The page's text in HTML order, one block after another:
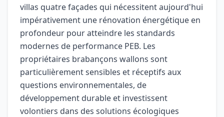
villas quatre façades qui nécessitent aujourd'hui
impérativement une rénovation énergétique en
profondeur pour atteindre les standards
modernes de performance PEB. Les
propriétaires brabançons wallons sont
particulièrement sensibles et réceptifs aux
questions environnementales, de
développement durable et investissent
volontiers dans des solutions écologiques